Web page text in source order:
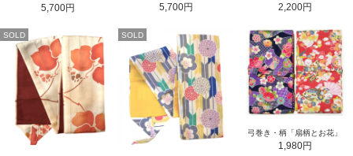
5,700円 5,700円 2,200円
SOLD SOLD
弓巻き・柄「扇柄とお花」
1,980円